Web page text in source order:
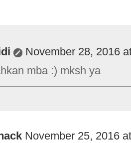
November 28, 2016
mba :) mksh ya
November 25, 2016